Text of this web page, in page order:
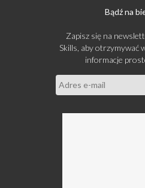
Bądź na
Zapisz się na
Skills, aby otrzymywać
informacje